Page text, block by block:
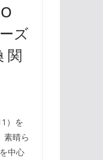
ズ
関
）を
素晴ら
中心